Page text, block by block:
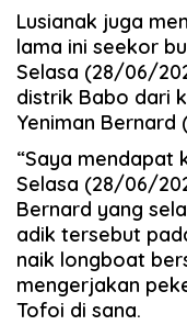
Lusianak juga
lama ini seekor
Selasa (28/06/
distrik Babo dari
Yeniman Bernard
“Saya mendapat
Selasa (28/06/
Bernard yang
adik tersebut
naik longboat
mengerjakan
Tofoi di sana.